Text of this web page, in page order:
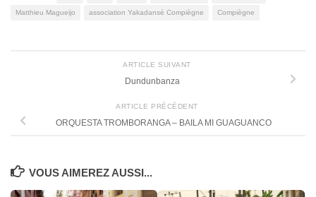
Matthieu Magueijo association Yakadansé Compiègne Compiègne
ARTICLE SUIVANT
Dundunbanza
ARTICLE PRÉCÉDENT
ORQUESTA TROMBORANGA – BAILA MI GUAGUANCO
VOUS AIMEREZ AUSSI...